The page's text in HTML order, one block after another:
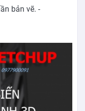
bản vẽ. -